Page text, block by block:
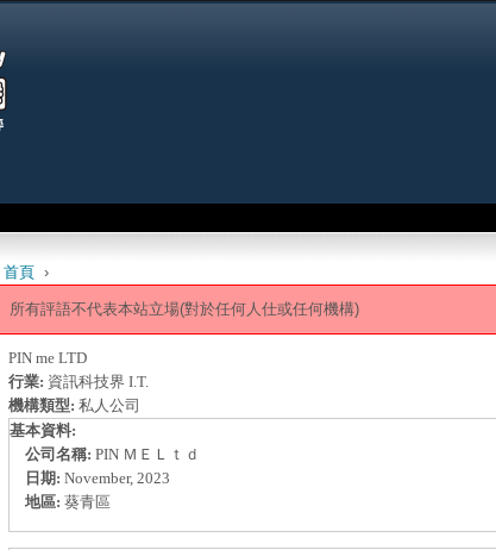
首頁›
所有評語不代表本站立場(對於任何人仕或任何機構)
PIN me LTD
行業: 資訊科技界 I.T.
機構類型: 私人公司
基本資料:
公司名稱: PIN ＭＥＬｔｄ
日期: November, 2023
地區: 葵青區